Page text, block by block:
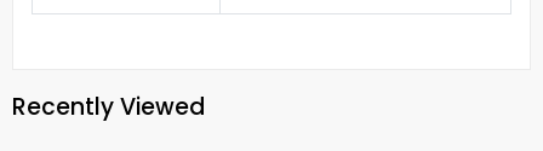
Recently Viewed